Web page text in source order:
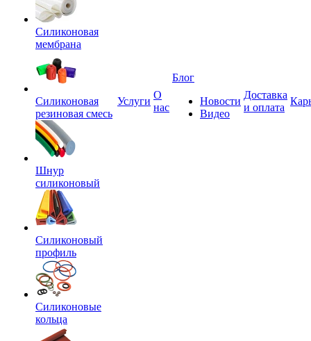
Силиконовая
мембрана
Силиконовая
резиновая смесь
Шнур
силиконовый
Силиконовый
профиль
Силиконовые
кольца
Услуги
О
нас
Блог
Новости
Видео
Доставка
и оплата